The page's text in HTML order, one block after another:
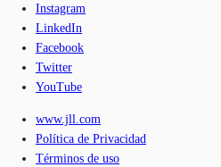
Instagram
LinkedIn
Facebook
Twitter
YouTube
www.jll.com
Política de Privacidad
Términos de uso